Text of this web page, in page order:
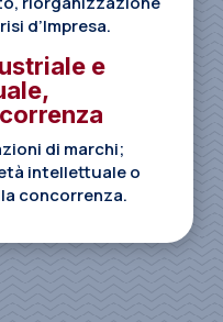
d’Impresa.
e
di marchi;
intellettuale o
concorrenza.